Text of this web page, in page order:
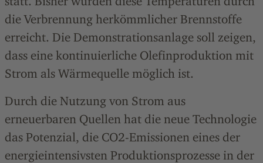
die Verbrennung herkömmlicher Brennstoffe
erreicht. Die Demonstrationsanlage soll zeigen,
dass eine kontinuierliche Olefinproduktion mit
Strom als Wärmequelle möglich ist.
Durch die Nutzung von Strom aus
erneuerbaren Quellen hat die neue Technologie
das Potenzial, die CO2-Emissionen eines der
energieintensivsten Produktionsprozesse in der